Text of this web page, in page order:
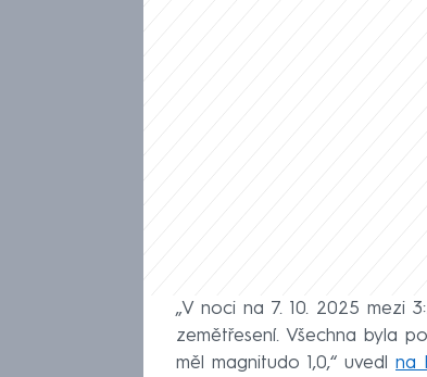
„V noci na 7. 10. 2025 mezi
zemětřesení. Všechna byla
měl magnitudo 1,0,“ uvedl na